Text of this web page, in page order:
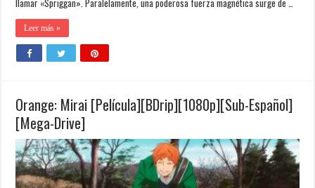
Leer más »
Orange: Mirai [Película][BDrip][1080p][Sub-Español]
[Mega-Drive]